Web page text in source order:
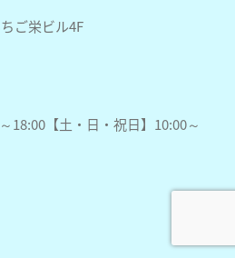
ご栄ビル4F
18:00【土・日・祝日】10:00～